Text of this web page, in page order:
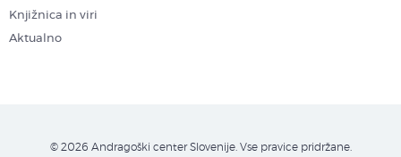
Knjižnica in viri
Aktualno
© 2026 Andragoški center Slovenije. Vse pravice pridržane.